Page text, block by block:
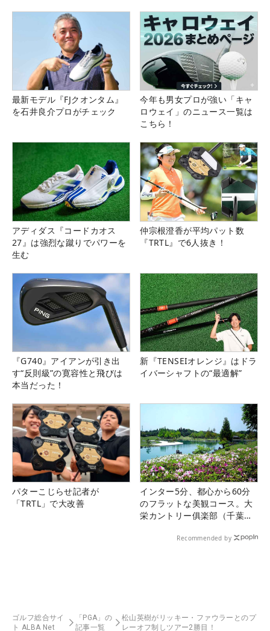
最新モデル『FJクオンタム』
を石井良介プロがチェック
今年も男女プロが強い「キャ
ロウェイ」のニュース一覧は
こちら！
アディダス『コードカオス
27』は強烈な蹴りでパワーを
生む
仲宗根澄香が平均パット数
『TRTL』で6人抜き！
『G740』アイアンが引き出
す“反則級”の寛容性と飛びは
本当だった！
新『TENSEIオレンジ』はドラ
イバーシャフトの“最適解”
パターこじらせ記者が
「TRTL」で大改善
インター5分、都心から60分
のフラットな美観コース。大
栄カントリー俱楽部（千葉
Recommended by
ゴルフ総合サイ
ト ALBA Net
「PGA」の
記事一覧
松山英樹がリッキー・ファウラーとのプ
レーオフ制しツアー2勝目！